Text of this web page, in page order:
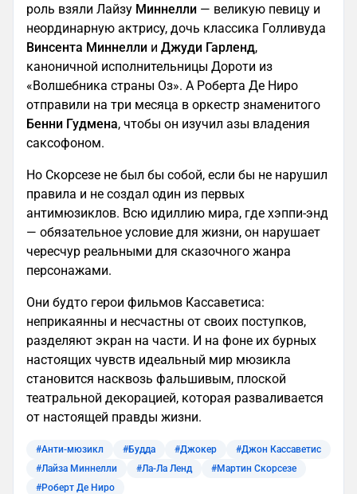
роль взяли Лайзу Миннелли — великую певицу и
неординарную актрису, дочь классика Голливуда
Винсента Миннелли и Джуди Гарленд,
каноничной исполнительницы Дороти из
«Волшебника страны Оз». А Роберта Де Ниро
отправили на три месяца в оркестр знаменитого
Бенни Гудмена, чтобы он изучил азы владения
саксофоном.
Но Скорсезе не был бы собой, если бы не нарушил
правила и не создал один из первых
антимюзиклов. Всю идиллию мира, где хэппи-энд
— обязательное условие для жизни, он нарушает
чересчур реальными для сказочного жанра
персонажами.
Они будто герои фильмов Кассаветиса:
неприкаянны и несчастны от своих поступков,
разделяют экран на части. И на фоне их бурных
настоящих чувств идеальный мир мюзикла
становится насквозь фальшивым, плоской
театральной декорацией, которая разваливается
от настоящей правды жизни.
#Анти-мюзикл #Будда #Джокер
#Джон Кассаветис
#Лайза Миннелли
#Ла-Ла Ленд
#Мартин Скорсезе
#Роберт Де Ниро